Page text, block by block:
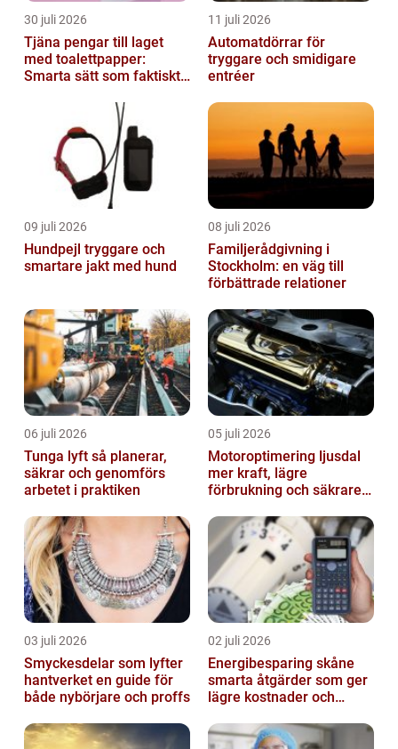
30 juli 2026
Tjäna pengar till laget
med toalettpapper:
Smarta sätt som faktiskt
11 juli 2026
Automatdörrar för
tryggare och smidigare
entréer
09 juli 2026
Hundpejl tryggare och
smartare jakt med hund
08 juli 2026
Familjerådgivning i
Stockholm: en väg till
förbättrade relationer
06 juli 2026
Tunga lyft så planerar,
säkrar och genomförs
arbetet i praktiken
05 juli 2026
Motoroptimering ljusdal
mer kraft, lägre
förbrukning och säkrare
03 juli 2026
Smyckesdelar som lyfter
hantverket en guide för
både nybörjare och proffs
02 juli 2026
Energibesparing skåne
smarta åtgärder som ger
lägre kostnader och